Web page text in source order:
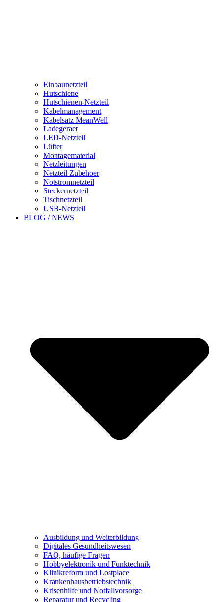
Einbaunetzteil
Hutschiene
Hutschienen-Netzteil
Kabelmanagement
Kabelsatz MeanWell
Ladegeraet
LED-Netzteil
Lüfter
Montagematerial
Netzleitungen
Netzteil Zubehoer
Notstromnetzteil
Steckernetzteil
Tischnetzteil
USB-Netzteil
BLOG / NEWS
Ausbildung und Weiterbildung
Digitales Gesundheitswesen
FAQ, häufige Fragen
Hobbyelektronik und Funktechnik
Klinikreform und Lostplace
Krankenhausbetriebstechnik
Krisenhilfe und Notfallvorsorge
Reparatur und Recycling